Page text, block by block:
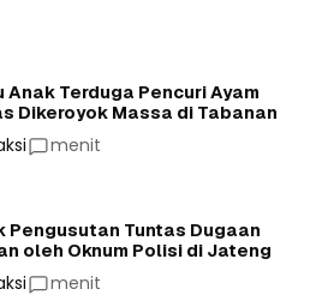
Anak Terduga Pencuri Ayam
Dikeroyok Massa di Tabanan
menit
Pengusutan Tuntas Dugaan
oleh Oknum Polisi di Jateng
menit